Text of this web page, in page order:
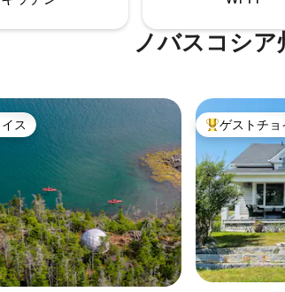
ノバスコシ
ス
ス 大好評のゲス
ゲストチョ